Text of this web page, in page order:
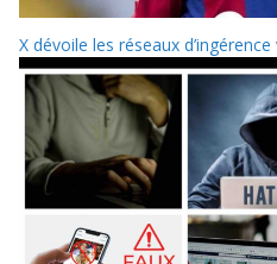
X dévoile les réseaux